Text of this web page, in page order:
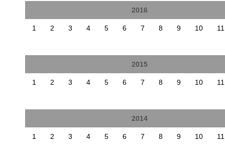
2016
1 2 3 4 5 6 7 8 9 10 11
2015
1 2 3 4 5 6 7 8 9 10 11
2014
1 2 3 4 5 6 7 8 9 10 11